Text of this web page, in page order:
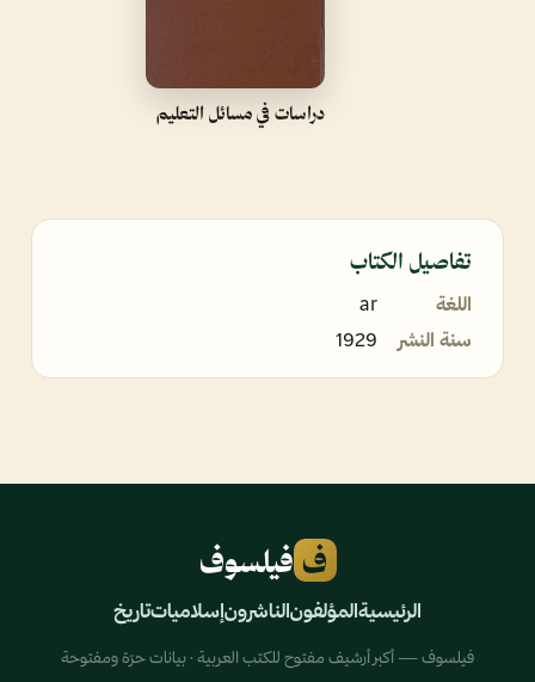
دراسات في مسائل التعليم
تفاصيل الكتاب
اللغة
ar
سنة النشر
1929
ف فيلسوف
الرئيسيةالمؤلفونالناشرونإسلامياتتاريخ
فيلسوف — أكبر أرشيف مفتوح للكتب العربية · بيانات حرّة ومفتوحة